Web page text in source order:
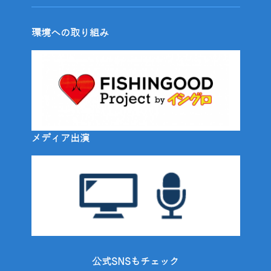
環境への取り組み
メディア出演
公式SNSもチェック